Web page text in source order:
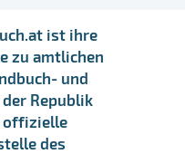
ist ihre
zu amtlichen
und
Republik
offizielle
des